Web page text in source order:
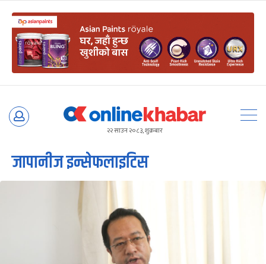
Skip
२२ साउन २०८३, शुक्रबार
जापानीज इन्सेफलाइटिस